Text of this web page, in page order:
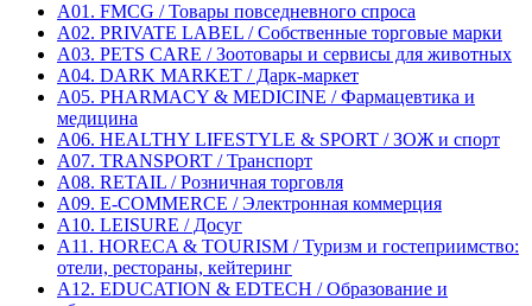
A01. FMCG / Товары повседневного спроса
A02. PRIVATE LABEL / Собственные торговые марки
A03. PETS CARE / Зоотовары и сервисы для животных
A04. DARK MARKET / Дарк-маркет
A05. PHARMACY & MEDICINE / Фармацевтика и
медицина
A06. HEALTHY LIFESTYLE & SPORT / ЗОЖ и спорт
A07. TRANSPORT / Транспорт
A08. RETAIL / Розничная торговля
A09. E-COMMERCE / Электронная коммерция
A10. LEISURE / Досуг
A11. HORECA & TOURISM / Туризм и гостеприимство:
отели, рестораны, кейтеринг
A12. EDUCATION & EDTECH / Образование и